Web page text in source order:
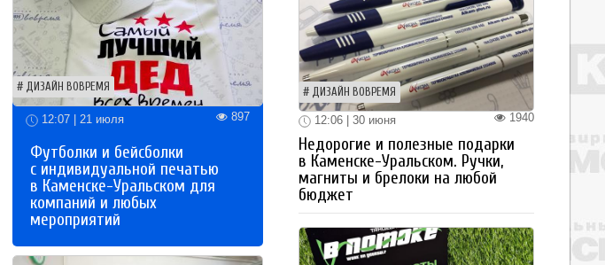
ДИЗАЙН ВОВРЕМЯ
12:07 | 21 июля 897
Футболки и бейсболки
с индивидуальной печатью
в Каменске-Уральском для
компаний и любых
мероприятий
ДИЗАЙН ВОВРЕМЯ
1940
12:06 | 30 июня
Недорогие и полезные подарки
в Каменске-Уральском. Ручки,
магниты и брелоки на любой
бюджет